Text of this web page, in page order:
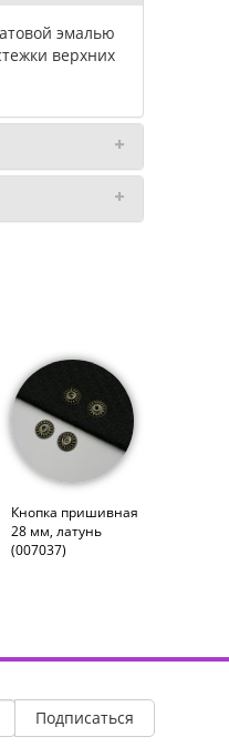
эмалью
верхних
Кнопка пришивная
28 мм, латунь
(007037)